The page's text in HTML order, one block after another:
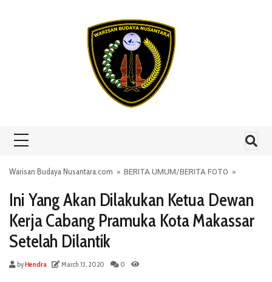
Warisan Budaya Nusantara.com » BERITA UMUM/BERITA FOTO »
Ini Yang Akan Dilakukan Ketua Dewan
Kerja Cabang Pramuka Kota Makassar
Setelah Dilantik
byHendra March 13, 2020 0